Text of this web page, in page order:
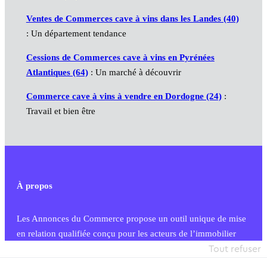
Ventes de Commerces cave à vins dans les Landes (40)
: Un département tendance
Cessions de Commerces cave à vins en Pyrénées
Atlantiques (64): Un marché à découvrir
Commerce cave à vins à vendre en Dordogne (24):
Travail et bien être
À propos
Les Annonces du Commerce propose un outil unique de mise
en relation qualifiée conçu pour les acteurs de l’immobilier
commercial et les collectivités territoriales, simple et intégrant
Tout refuser